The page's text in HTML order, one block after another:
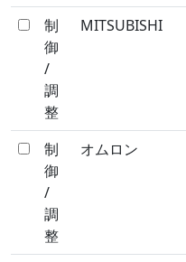
制
御
/
調
整
MITSUBISHI
制
御
/
調
整
オムロン